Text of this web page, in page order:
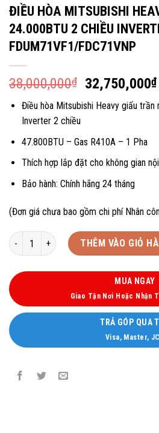
ĐIỀU HÒA MITSUBISHI
24.000BTU 2 CHIỀU
FDUM71VF1/FDC71VNP
38,000,000₫ 32,750,000₫
Điều hòa Mitsubishi Heavy giấu trần
Inverter 2 chiều
47.800BTU – Gas R410A – 1 Pha
Thích hợp lắp đặt cho không gian
Bảo hành: Chính hãng 24 tháng
(Đơn giá chưa bao gồm chi phí Nhân
ĐIỀU HÒA MITSUBISHI HEAVY NỐI ỐNG
THÊM VÀO GIỎ
MUA NGAY
Giao Tận Nơi Hoặc Nhận
TRẢ GÓP QUA
Visa, Master,